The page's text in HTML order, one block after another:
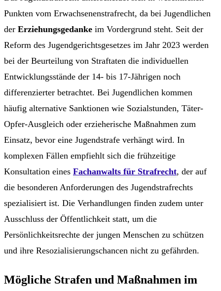
Punkten vom Erwachsenenstrafrecht, da bei Jugendlichen
der Erziehungsgedanke im Vordergrund steht. Seit der
Reform des Jugendgerichtsgesetzes im Jahr 2023 werden
bei der Beurteilung von Straftaten die individuellen
Entwicklungsstände der 14- bis 17-Jährigen noch
differenzierter betrachtet. Bei Jugendlichen kommen
häufig alternative Sanktionen wie Sozialstunden, Täter-
Opfer-Ausgleich oder erzieherische Maßnahmen zum
Einsatz, bevor eine Jugendstrafe verhängt wird. In
komplexen Fällen empfiehlt sich die frühzeitige
Konsultation eines Fachanwalts für Strafrecht, der auf
die besonderen Anforderungen des Jugendstrafrechts
spezialisiert ist. Die Verhandlungen finden zudem unter
Ausschluss der Öffentlichkeit statt, um die
Persönlichkeitsrechte der jungen Menschen zu schützen
und ihre Resozialisierungschancen nicht zu gefährden.
Mögliche Strafen und Maßnahmen im